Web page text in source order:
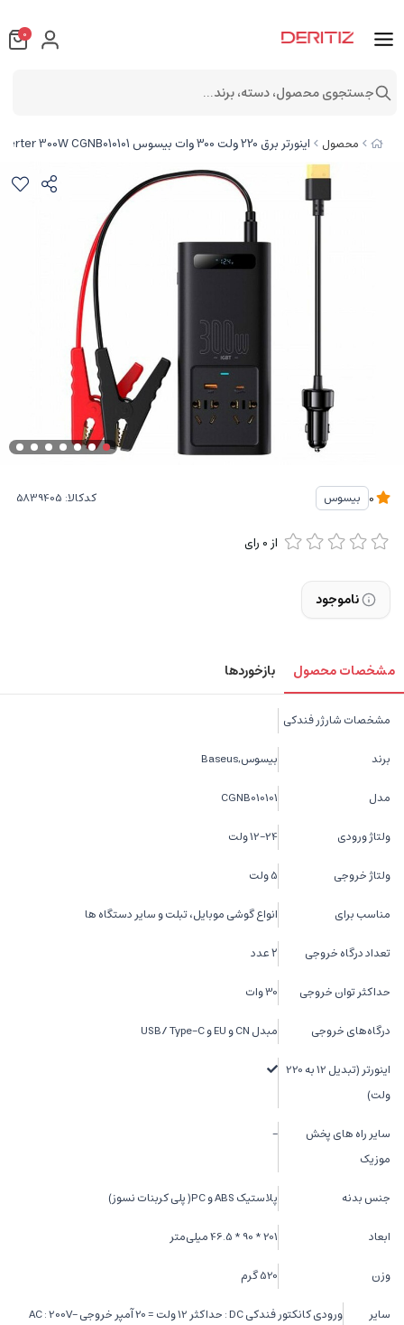
محصول اینورتر برق 220 ولت 300 وات بیسوس Baseus IGBT Power Inverter 300W CGNB010101
بیسوس کدکالا:
از0 رای
ناموجود
مشخصات محصول بازخوردها
مشخصات شارژر فندکی
برند بیسوس,Baseus
مدل CGNB010101
ولتاژ ورودی 12-24 ولت
ولتاژ خروجی 5 ولت
مناسب برای انواع گوشی موبایل، تبلت و سایر دستگاه ها
تعداد درگاه خروجی ۲ عدد
حداکثر توان خروجی 30 وات
درگاه‌های خروجی مبدل CN و EU و USB/ Type-C
اینورتر (تبدیل 12 به 220
ولت)
سایر راه های پخش
موزیک
-
جنس بدنه پلاستیک ABS و PC( پلی کربنات نسوز)
ابعاد 201 * 90 * 46.5 میلی‌متر
وزن 520 گرم
سایر
ورودی کانکتور فندکی DC : حداکثر 12 ولت = 20 آمپر خروجی AC : 200V-
0
جستجوی محصول، دسته، برند...